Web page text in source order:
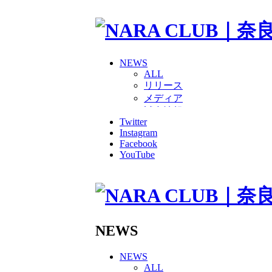
NEWS
ALL
リリース
メディア
グッズ
ファンコミュニティ
普及・育成
ホームタウン
その他
TEAM
チアダンススクール
Twitter
Instagram
Facebook
YouTube
NEWS
NEWS
ALL